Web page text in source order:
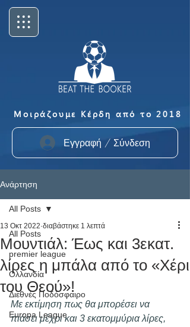
Μοιράζουμε Κέρδη από το 2018
Εγγραφή / Σύνδεση
Ανάρτηση
All Posts
premier league
Ολλανδία
Διεθνές Ποδόσφαιρο
Europa League
All Posts
Μουντιάλ: Έως και 3εκατ.
λίρες η μπάλα από το «Χέρι
του Θεού»!
13 Οκτ 2022 διαβάστηκε 1 λεπτά
Με εκτίμηση πως θα μπορέσει να
πιάσει μέχρι και 3 εκατομμύρια λίρες,